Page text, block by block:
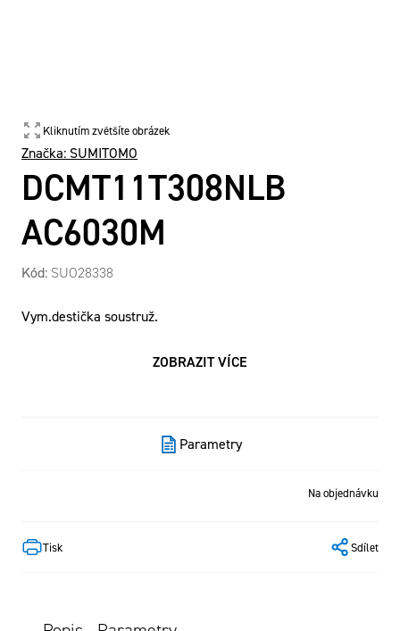
Kliknutím zvětšíte obrázek
DCMT11T308NLB
AC6030M
Značka: SUMITOMO
Kód: SUO28338
Vym.destička soustruž.
ZOBRAZIT VÍCE
Tisk Sdílet
Na objednávku
Parametry